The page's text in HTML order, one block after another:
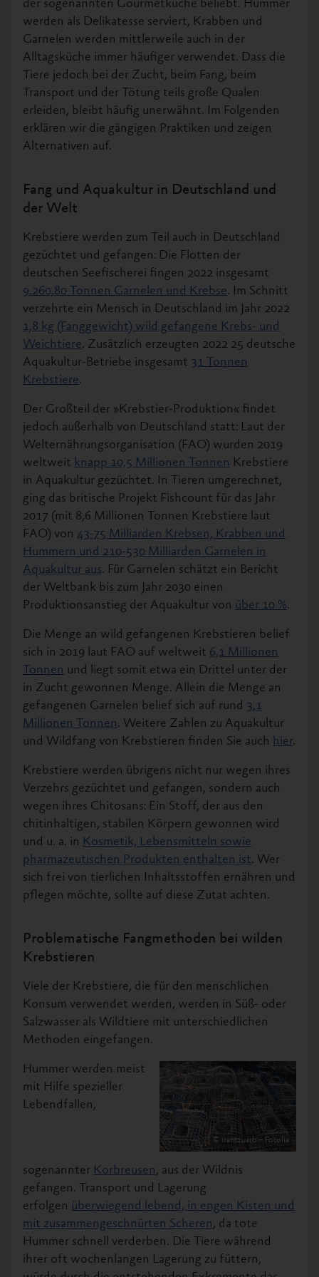
der sogenannten Gourmetküche beliebt. Hummer
werden als Delikatesse serviert, Krabben und
Garnelen werden mittlerweile auch in der
Alltagsküche immer häufiger verwendet. Dass die
Tiere jedoch bei der Zucht, beim Fang, beim
Transport und der Tötung teils große Qualen
erleiden, bleibt häufig unerwähnt. Im Folgenden
erklären wir die gängigen Praktiken und zeigen
Alternativen auf.
Fang und Aquakultur in Deutschland und
der Welt
Krebstiere werden zum Teil auch in Deutschland
gezüchtet und gefangen: Die Flotten der
deutschen Seefischerei fingen 2022 insgesamt
9.260,80 Tonnen Garnelen und Krebse. Im Schnitt
verzehrte ein Mensch in Deutschland im Jahr 2022
1,8 kg (Fanggewicht) wild gefangene Krebs- und
Weichtiere. Zusätzlich erzeugten 2022 25 deutsche
Aquakultur-Betriebe insgesamt 31 Tonnen
Krebstiere.
Der Großteil der »Krebstier-Produktion« findet
jedoch außerhalb von Deutschland statt: Laut der
Welternährungsorganisation (FAO) wurden 2019
weltweit knapp 10,5 Millionen Tonnen Krebstiere
in Aquakultur gezüchtet. In Tieren umgerechnet,
ging das britische Projekt Fishcount für das Jahr
2017 (mit 8,6 Millionen Tonnen Krebstiere laut
FAO) von 43-75 Milliarden Krebsen, Krabben und
Hummern und 210-530 Milliarden Garnelen in
Aquakultur aus. Für Garnelen schätzt ein Bericht
der Weltbank bis zum Jahr 2030 einen
Produktionsanstieg der Aquakultur von über 10 %.
Die Menge an wild gefangenen Krebstieren belief
sich in 2019 laut FAO auf weltweit 6,1 Millionen
Tonnen und liegt somit etwa ein Drittel unter der
in Zucht gewonnen Menge. Allein die Menge an
gefangenen Garnelen belief sich auf rund 3,1
Millionen Tonnen. Weitere Zahlen zu Aquakultur
und Wildfang von Krebstieren finden Sie auch hier.
Krebstiere werden übrigens nicht nur wegen ihres
Verzehrs gezüchtet und gefangen, sondern auch
wegen ihres Chitosans: Ein Stoff, der aus den
chitinhaltigen, stabilen Körpern gewonnen wird
und u. a. in Kosmetik, Lebensmitteln sowie
pharmazeutischen Produkten enthalten ist. Wer
sich frei von tierlichen Inhaltsstoffen ernähren und
pflegen möchte, sollte auf diese Zutat achten.
Problematische Fangmethoden bei wilden
Krebstieren
Viele der Krebstiere, die für den menschlichen
Konsum verwendet werden, werden in Süß- oder
Salzwasser als Wildtiere mit unterschiedlichen
Methoden eingefangen.
© irantzuarb – Fotolia
Hummer werden meist
mit Hilfe spezieller
Lebendfallen,
sogenannter Korbreusen, aus der Wildnis
gefangen. Transport und Lagerung
erfolgen überwiegend lebend, in engen Kisten und
mit zusammengeschnürten Scheren, da tote
Hummer schnell verderben. Die Tiere während
ihrer oft wochenlangen Lagerung zu füttern,